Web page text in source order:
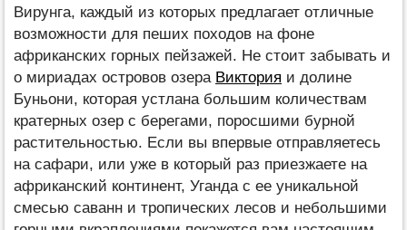
Вирунга, каждый из которых предлагает отличные
возможности для пеших походов на фоне
африканских горных пейзажей. Не стоит забывать и
о мириадах островов озера Виктория и долине
Буньони, которая устлана большим количествам
кратерных озер с берегами, поросшими бурной
растительностью. Если вы впервые отправляетесь
на сафари, или уже в который раз приезжаете на
африканский континент, Уганда с ее уникальной
смесью саванн и тропических лесов и небольшими